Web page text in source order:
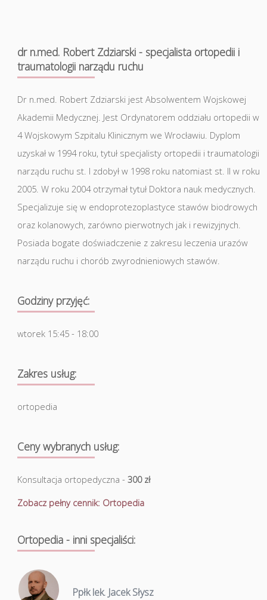
dr n.med. Robert Zdziarski - specjalista ortopedii i
traumatologii narządu ruchu
Dr n.med. Robert Zdziarski jest Absolwentem Wojskowej
Akademii Medycznej. Jest Ordynatorem oddziału ortopedii w
4 Wojskowym Szpitalu Klinicznym we Wrocławiu. Dyplom
uzyskał w 1994 roku, tytuł specjalisty ortopedii i traumatologii
narządu ruchu st. I zdobył w 1998 roku natomiast st. II w roku
2005. W roku 2004 otrzymał tytuł Doktora nauk medycznych.
Specjalizuje się w endoprotezoplastyce stawów biodrowych
oraz kolanowych, zarówno pierwotnych jak i rewizyjnych.
Posiada bogate doświadczenie z zakresu leczenia urazów
narządu ruchu i chorób zwyrodnieniowych stawów.
Godziny przyjęć:
wtorek 15:45 - 18:00
Zakres usług:
ortopedia
Ceny wybranych usług:
Konsultacja ortopedyczna - 300 zł
Zobacz pełny cennik: Ortopedia
Ortopedia - inni specjaliści:
Ppłk lek. Jacek Słysz